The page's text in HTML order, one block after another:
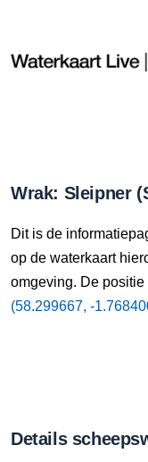
Wrak: Sleipner
Dit is de
op de waterkaart
omgeving. De
(58.299667, -
Details